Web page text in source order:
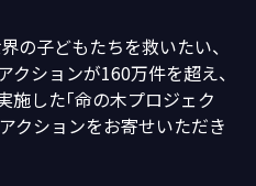
の子どもたちを救いたい、
クションが160万件を超え、
した「命の木プロジェク
クションをお寄せいただき